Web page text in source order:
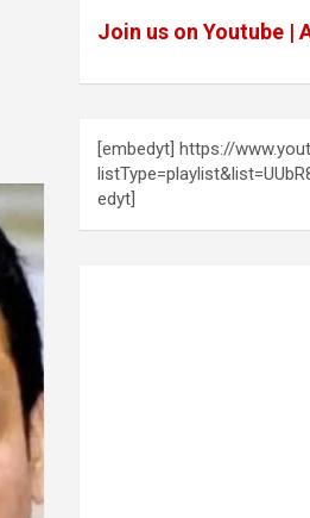
Join us on Youtube |
[embedyt] https://
edyt]